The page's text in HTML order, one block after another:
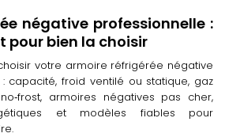
négative professionnelle :
pour bien la choisir
votre armoire réfrigérée négative
: capacité, froid ventilé ou statique, gaz
armoires négatives pas cher,
et modèles fiables pour